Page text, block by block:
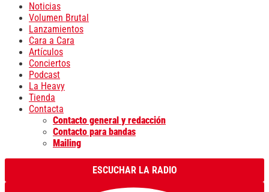
Noticias
Volumen Brutal
Lanzamientos
Cara a Cara
Artículos
Conciertos
Podcast
La Heavy
Tienda
Contacta
Contacto general y redacción
Contacto para bandas
Mailing
ESCUCHAR LA RADIO